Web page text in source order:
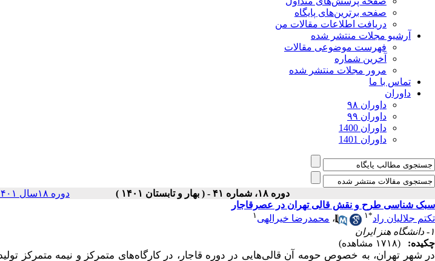
صفحه برترین‌های پایگاه
دریافت اطلاعات مقالات من
آرشیو مجلات منتشر شده
فهرست موضوعی مقالات
آخرین شماره
مرور مجلات منتشر شده
تماس با ما
داوران
داوران ۹۸
داوران ۹۹
داوران 1400
داوران 1401
دوره ۱۸، شماره ۴۱ - ( بهار و تابستان ۱۴۰۱ ) دوره ۱۸سال ۱۴۰۱شماره ۴۱ صفحات ۱۴۷-۱۲۷
سبک شناسی طرح و نقش قالی تهران در عصرقاجار
تکتم جلالیان راد*۱ ، محمدرضا خیرالهی ۱
۱- دانشگاه هنز ایران
چکیده:
(۱۷۱۸ مشاهده)
در شهر تهران، به خصوص حومه­ آن قالی‌هایی در دوره­ قاجار، در کارگاه‌های متمرکز و نیمه متمرکز